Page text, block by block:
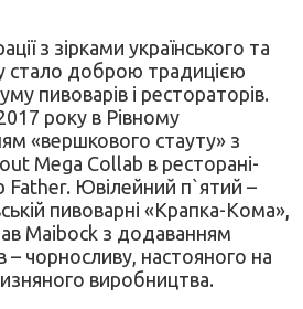
з зірками українського та
стало доброю традицією
пивоварів і рестораторів.
року в Рівному
«вершкового стауту» з
Mega Collab в ресторані-
Father. Ювілейний п`ятий –
пивоварні «Крапка-Кома»,
Maibock з додаванням
– чорносливу, настояного на
виробництва.